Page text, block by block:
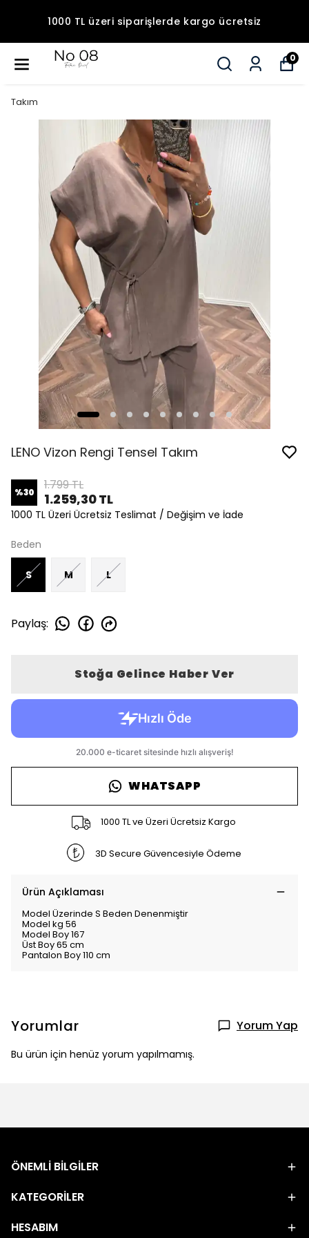
1000 TL üzeri siparişlerde kargo ücretsiz
0
Takım
LENO Vizon Rengi Tensel Takım
%30 1.799 TL
1.259,30 TL
1000 TL Üzeri Ücretsiz Teslimat / Değişim ve İade
Beden
S M L
Paylaş:
Stoğa Gelince Haber Ver
WHATSAPP
1000 TL ve Üzeri Ücretsiz Kargo
3D Secure Güvencesiyle Ödeme
Ürün Açıklaması
Model Üzerinde S Beden Denenmiştir
Model kg 56
Model Boy 167
Üst Boy 65 cm
Pantalon Boy 110 cm
Yorumlar Yorum Yap
Bu ürün için henüz yorum yapılmamış.
ÖNEMLİ BİLGİLER
KATEGORİLER
HESABIM